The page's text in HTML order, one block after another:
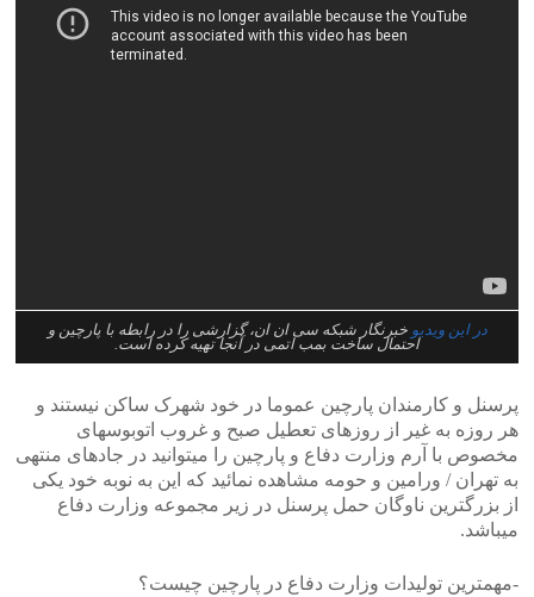
در این ویدیوخبرنگار شبکه سی ان ان، گزارشی را در رابطه با پارچین و
احتمال ساخت بمب اتمی در آنجا تهیه کرده است.
پرسنل و کارمندان پارچین عموما در خود شهرک ساکن نیستند و
هر روزه به غیر از روزهای تعطیل صبح و غروب اتوبوسهای
مخصوص با آرم وزارت دفاع و پارچین را میتوانید در جادهای منتهی
به تهران / ورامین و حومه مشاهده نمائید که این به نوبه خود یکی
از بزرگترین ناوگان حمل پرسنل در زیر مجموعه وزارت دفاع
میباشد.
-مهمترین تولیدات وزارت دفاع در پارچین چیست؟